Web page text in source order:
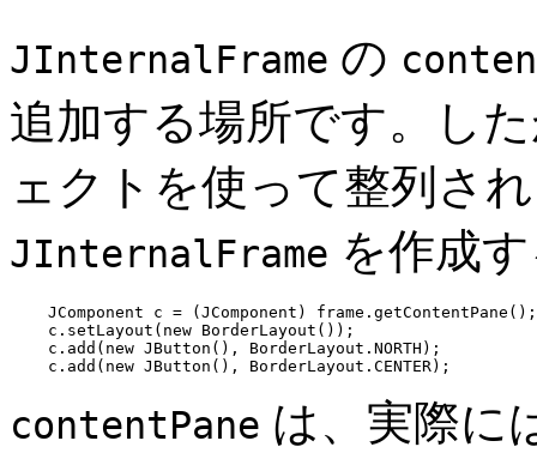
JInternalFrame の
追加する場所です。し
ェクトを使って整列さ
JInternalFrame を作成
    JComponent c = (JComponent) frame.getContentPane();
    c.setLayout(new BorderLayout());
    c.add(new JButton(), BorderLayout.NORTH);
contentPane は、実際に